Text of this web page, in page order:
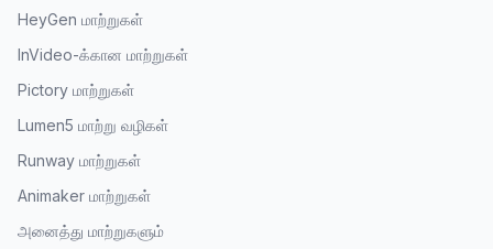
HeyGen மாற்றுகள்
InVideo-க்கான மாற்றுகள்
Pictory மாற்றுகள்
Lumen5 மாற்று வழிகள்
Runway மாற்றுகள்
Animaker மாற்றுகள்
அனைத்து மாற்றுகளும்